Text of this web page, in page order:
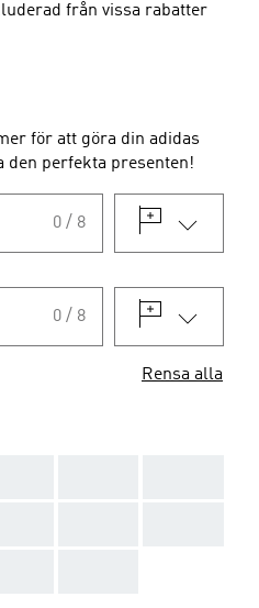
från vissa rabatter
för att göra din adidas
den perfekta presenten!
0 / 8
0 / 8
Rensa alla